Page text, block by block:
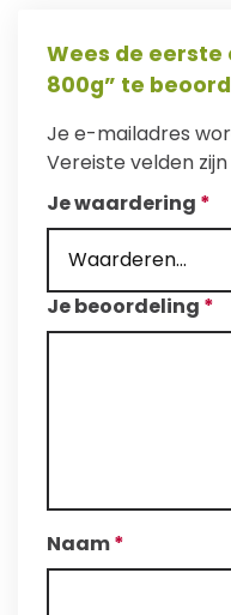
Wees de eerste
800g” te
Je e-mailadres
Vereiste velden
Je waardering *
Je beoordeling *
Naam*